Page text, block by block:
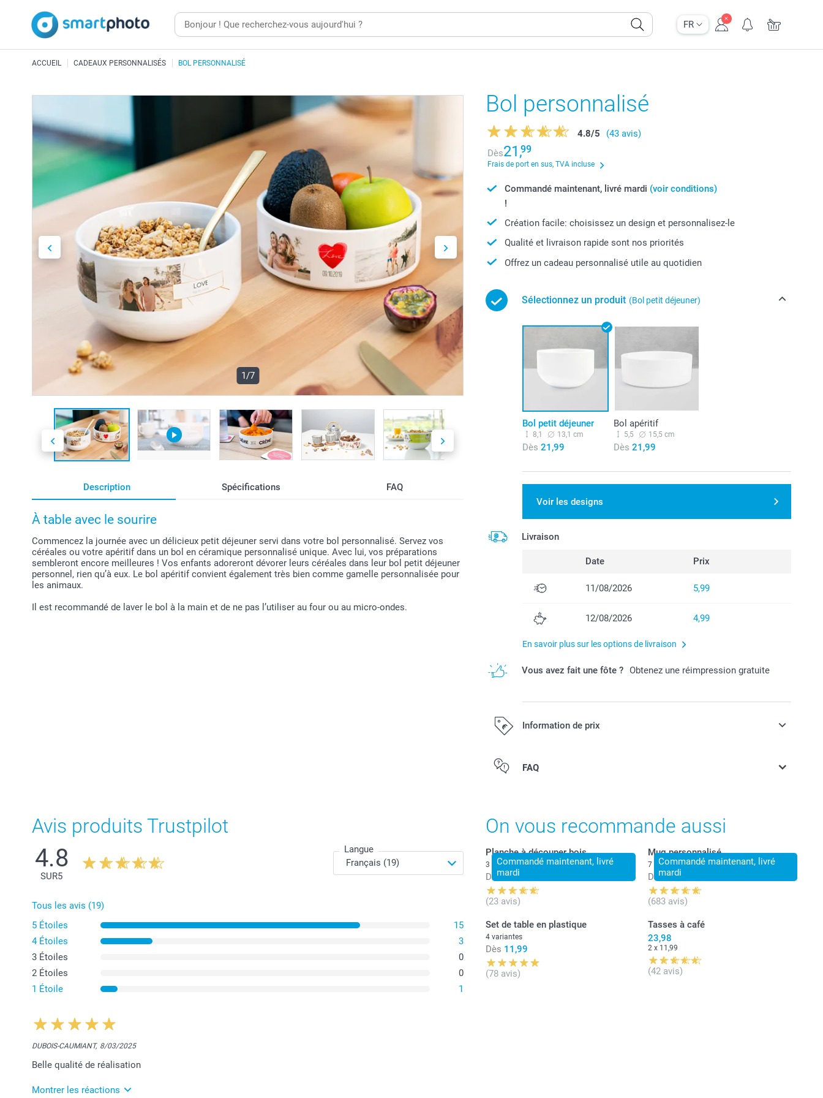
FR
ACCUEIL CADEAUX PERSONNALISÉS BOL PERSONNALISÉ
1/7
Description Spécifications FAQ
À table avec le sourire
Commencez la journée avec un délicieux petit déjeuner servi dans votre bol personnalisé. Servez vos
céréales ou votre apéritif dans un bol en céramique personnalisé unique. Avec lui, vos préparations
sembleront encore meilleures ! Vos enfants adoreront dévorer leurs céréales dans leur bol petit déjeuner
personnel, rien qu’à eux. Le bol apéritif convient également très bien comme gamelle personnalisée pour
les animaux.
Il est recommandé de laver le bol à la main et de ne pas l’utiliser au four ou au micro-ondes.
Bol personnalisé
4.8/5
(43 avis)
Dès21,99
Frais de port en sus, TVA incluse
Commandé maintenant, livré mardi (voir conditions)
!
Création facile: choisissez un design et personnalisez-le
Qualité et livraison rapide sont nos priorités
Offrez un cadeau personnalisé utile au quotidien
Sélectionnez un produit (Bol petit déjeuner)
Bol petit déjeuner
8,1 13,1 cm
Dès 21,99
Bol apéritif
5,5 15,5 cm
Dès 21,99
Voir les designs
Livraison
Date Prix
11/08/2026 5,99
12/08/2026 4,99
En savoir plus sur les options de livraison
Vous avez fait une fôte ? Obtenez une réimpression gratuite
Information de prix
Tous les prix sont en EURO (€), TVA incluse et hors frais de port.
FAQ
Le bol format petit déjeuner, idéal pour pour déguster ses céréales
Le bol format apéritif pour partager des amuse-gueules lors de
soirées entre amis.
Avis produits Trustpilot
4.8
SUR5
Langue
Tous les avis (19)
5 Étoiles
15
4 Étoiles
3
3 Étoiles
0
2 Étoiles
0
1 Étoile
1
DUBOIS-CAUMIANT, 8/03/2025
Belle qualité de réalisation
Montrer les réactions
On vous recommande aussi
Commandé maintenant, livré
mardi
Planche à découper bois
3 variantes
Dès 24,99
(23 avis)
Commandé maintenant, livré
mardi
Mug personnalisé
7 variantes
Dès 11,99
(683 avis)
Set de table en plastique
4 variantes
Dès 11,99
(78 avis)
Tasses à café
23,98
2 x 11,99
(42 avis)